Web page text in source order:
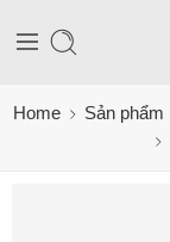
Home Sản phẩm